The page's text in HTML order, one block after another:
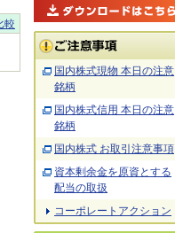
較
国内株式現物 本日の注意
銘柄
国内株式信用 本日の注意
銘柄
国内株式 お取引注意事項
資本剰余金を原資とする
配当の取扱
コーポレートアクション